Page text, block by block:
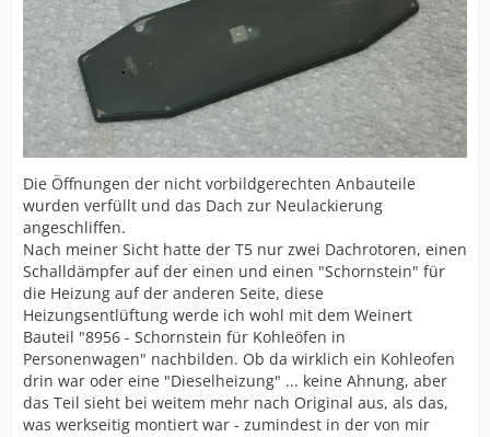
Die Öffnungen der nicht vorbildgerechten Anbauteile
wurden verfüllt und das Dach zur Neulackierung
angeschliffen.
Nach meiner Sicht hatte der T5 nur zwei Dachrotoren, einen
Schalldämpfer auf der einen und einen "Schornstein" für
die Heizung auf der anderen Seite, diese
Heizungsentlüftung werde ich wohl mit dem Weinert
Bauteil "8956 - Schornstein für Kohleöfen in
Personenwagen" nachbilden. Ob da wirklich ein Kohleofen
drin war oder eine "Dieselheizung" ... keine Ahnung, aber
das Teil sieht bei weitem mehr nach Original aus, als das,
was werkseitig montiert war - zumindest in der von mir